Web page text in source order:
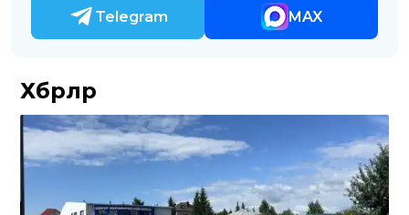
Telegram MAX
Хәбәрләр